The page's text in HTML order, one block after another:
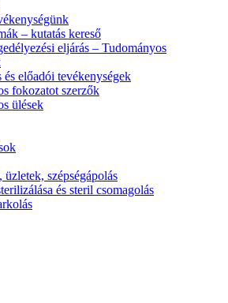
– kutatás kereső
eljárás – Tudományos
előadói tevékenységek
fokozatot szerzők
ülések
üzletek, szépségápolás
és steril csomagolás